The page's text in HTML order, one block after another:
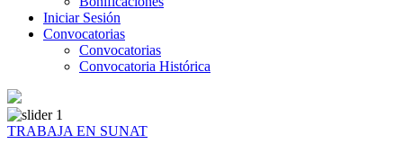
Iniciar Sesión
Convocatorias
Convocatorias
Convocatoria Histórica
TRABAJA EN SUNAT